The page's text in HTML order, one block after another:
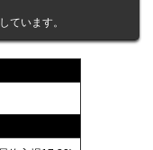
ています。